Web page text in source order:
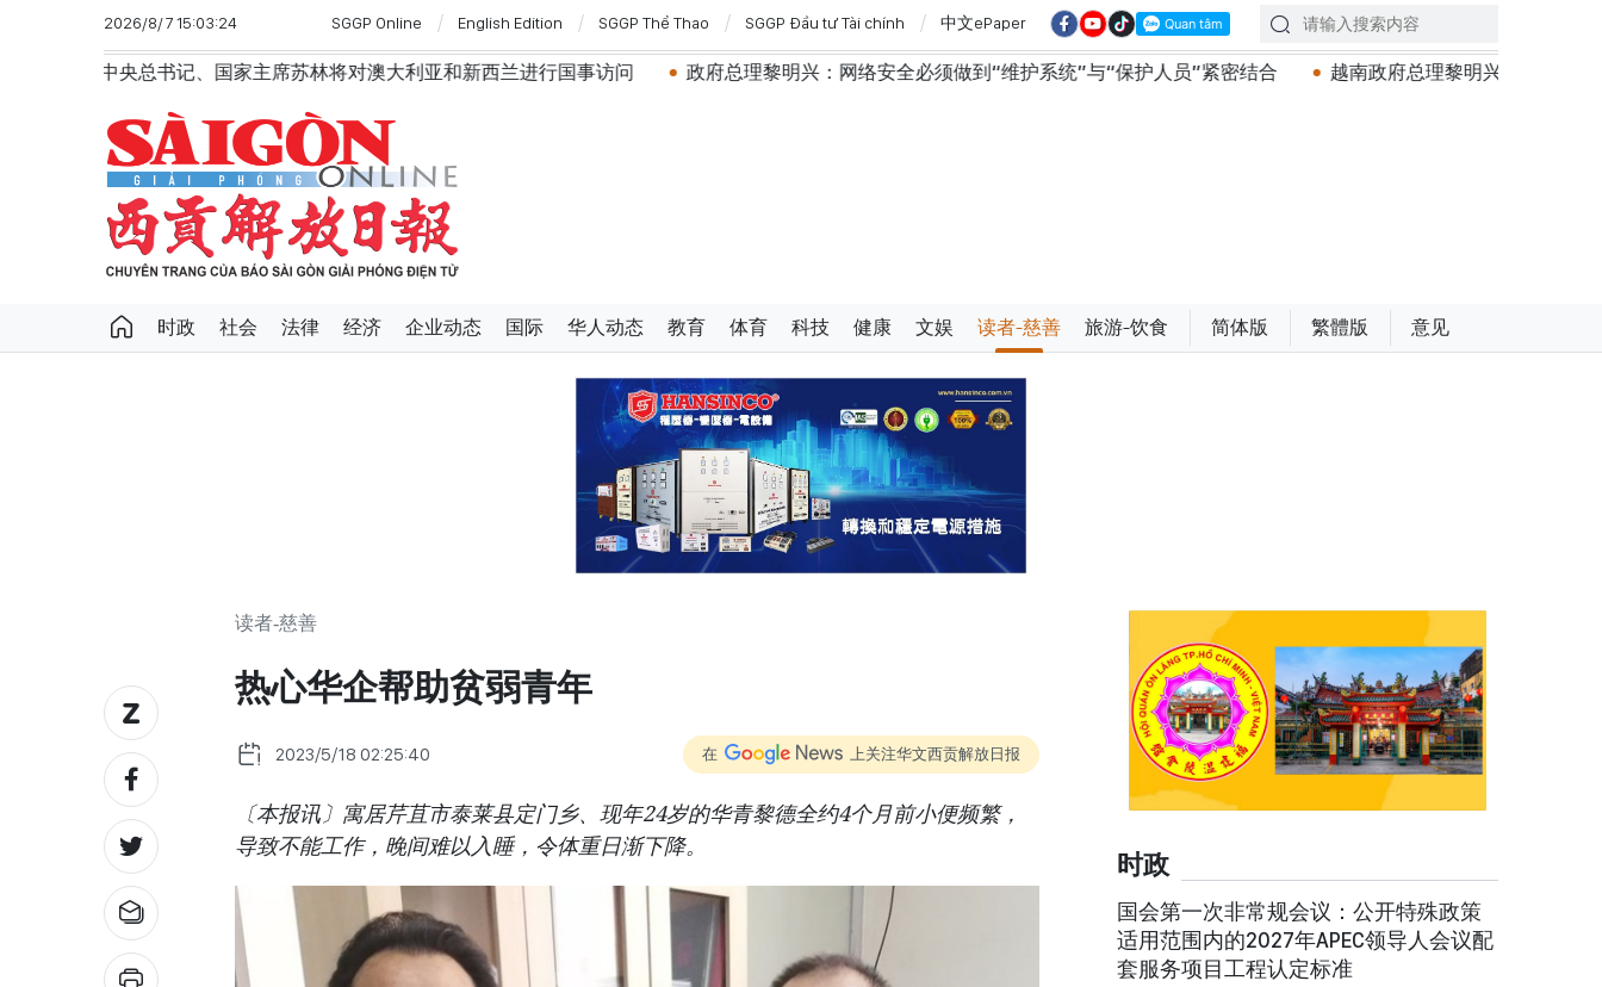
2026/8/7 15:03:24 SGGP Online English Edition SGGP Thể Thao SGGP Đầu tư Tài chính 中文ePaper
、国家主席苏林将对澳大利亚和新西兰进行国事访问 政府总理黎明兴：网络安全必须做到“维护系统”与“保护人员”紧密结合 越南政府总理黎明兴会见马来西亚国防部长
时政 社会 法律 经济 企业动态 国际 华人动态 教育 体育 科技 健康 文娱 读者-慈善 旅游-饮食 简体版 繁體版 意见
读者-慈善
热心华企帮助贫弱青年
2023/5/18 02:25:40 在 上关注华文西贡解放日报
〔本报讯〕寓居芹苴市泰莱县定门乡、现年24岁的华青黎德全约4个月前小便频繁，
导致不能工作，晚间难以入睡，令体重日渐下降。
时政
国会第一次非常规会议：公开特殊政策
适用范围内的2027年APEC领导人会议配
套服务项目工程认定标准